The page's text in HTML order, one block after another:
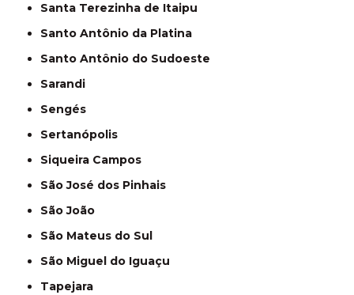
Santa Terezinha de Itaipu
Santo Antônio da Platina
Santo Antônio do Sudoeste
Sarandi
Sengés
Sertanópolis
Siqueira Campos
São José dos Pinhais
São João
São Mateus do Sul
São Miguel do Iguaçu
Tapejara